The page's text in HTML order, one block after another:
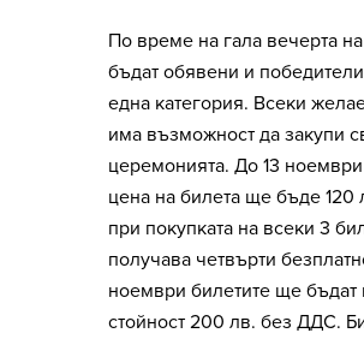
По време на гала вечерта
бъдат обявени и
една категория. Всеки
има възможност да закупи
церемонията. До 13
цена на билета ще бъде
при покупката на всеки 3
получава четвърти
ноември билетите ще бъдат
стойност 200 лв. без ДДС.